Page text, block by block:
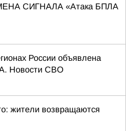
СИГНАЛА «Атака БПЛА
России объявлена
Новости СВО
жители возвращаются